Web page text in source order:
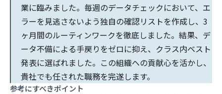
業に臨みました。毎週のデータチェックにおいて、エ
ラーを見逃さないよう独自の確認リストを作成し、3
ヶ月間のルーティンワークを徹底しました。結果、デ
ータ不備による手戻りをゼロに抑え、クラス内ベスト
発表に選ばれました。この組織への貢献心を活かし、
貴社でも任された職務を完遂します。
参考にすべきポイント